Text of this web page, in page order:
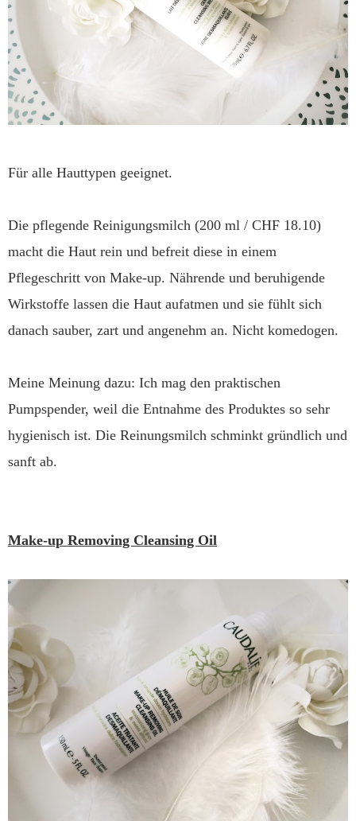
Für alle Hauttypen geeignet.
Die pflegende Reinigungsmilch (200 ml / CHF 18.10)
macht die Haut rein und befreit diese in einem
Pflegeschritt von Make-up. Nährende und beruhigende
Wirkstoffe lassen die Haut aufatmen und sie fühlt sich
danach sauber, zart und angenehm an. Nicht komedogen.
Meine Meinung dazu: Ich mag den praktischen
Pumpspender, weil die Entnahme des Produktes so sehr
hygienisch ist. Die Reinungsmilch schminkt gründlich und
sanft ab.
Make-up Removing Cleansing Oil